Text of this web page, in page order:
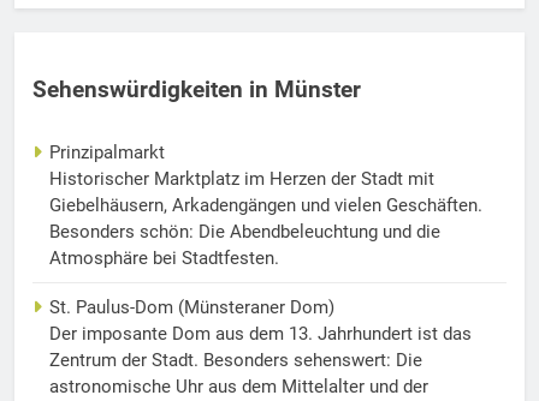
Sehenswürdigkeiten in Münster
Prinzipalmarkt
Historischer Marktplatz im Herzen der Stadt mit
Giebelhäusern, Arkadengängen und vielen Geschäften.
Besonders schön: Die Abendbeleuchtung und die
Atmosphäre bei Stadtfesten.
St. Paulus-Dom (Münsteraner Dom)
Der imposante Dom aus dem 13. Jahrhundert ist das
Zentrum der Stadt. Besonders sehenswert: Die
astronomische Uhr aus dem Mittelalter und der